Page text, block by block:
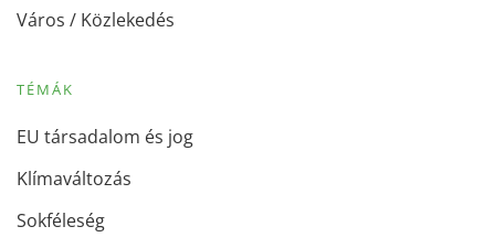
Város / Közlekedés
TÉMÁK
EU társadalom és jog
Klímaváltozás
Sokféleség